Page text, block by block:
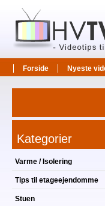
Forside Nyeste
Kategorier
Varme / Isolering
Tips til etageejendomme
Stuen